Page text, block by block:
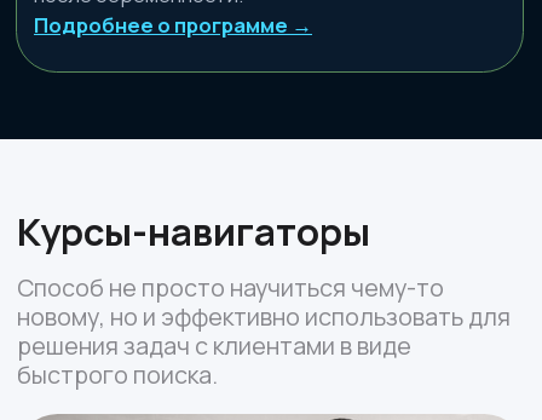
Больше, чем просто
курсы
цель — выпускать думающих специалистов,
а не «счетчиков повторений». Вы
получаете готовые алгоритмы работы с
телом, которые повышают ваш чек и
авторитет с первого дня применения.